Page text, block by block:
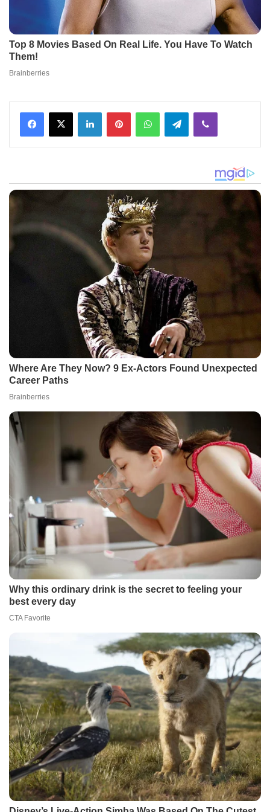
Facebook
X LinkedInPinterestWhatsAppTelegramViber